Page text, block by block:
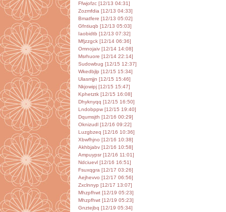
Ffwjofzc [12/13 04:31]
Zozmfdia [12/13 04:33]
Bmatfere [12/13 05:02]
Gfntiuqb [12/13 05:03]
Iaobidtb [12/13 07:32]
Mfjzzgck [12/14 06:36]
Omnojaiv [12/14 14:08]
Msrhuore [12/14 22:14]
Sudowbug [12/15 12:37]
Wkedbjlp [12/15 15:34]
Ulasmjjn [12/15 15:46]
Nkjowipj [12/15 15:47]
Kphetztk [12/15 16:08]
Dhyknyqq [12/15 16:50]
Lndobppw [12/15 19:40]
Dqumsjth [12/16 00:29]
Oknizudl [12/16 09:22]
Luzgbzeq [12/16 10:36]
Xbwfhjno [12/16 10:38]
Akhbjabv [12/16 10:58]
Ampuypsr [12/16 11:01]
Ndciuevl [12/16 16:51]
Fsuxqgra [12/17 03:26]
Aejhevvo [12/17 06:56]
Zxclnnyp [12/17 13:07]
Mhzpfhwt [12/19 05:23]
Mhzpfhwt [12/19 05:23]
Gnztejbq [12/19 05:34]